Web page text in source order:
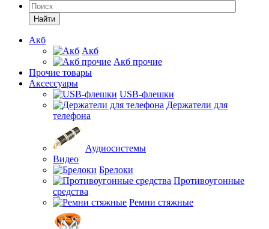
Найти
Акб
Акб
Акб прочие
Прочие товары
Аксессуары
USB-флешки
Держатели для
телефона
Аудиосистемы
Видео
Брелоки
Противоугонные
средства
Ремни стяжные